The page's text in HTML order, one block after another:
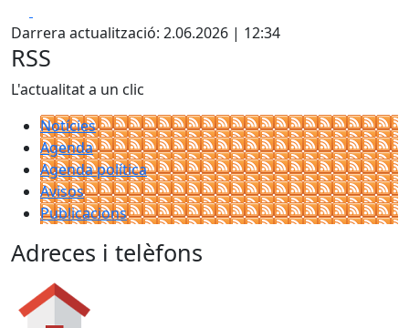
Darrera actualització: 2.06.2026 | 12:34
RSS
L'actualitat a un clic
Notícies
Agenda
Agenda política
Avisos
Publicacions
Adreces i telèfons